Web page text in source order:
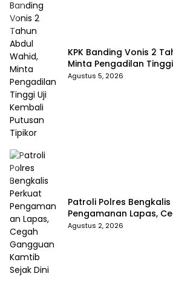
KPK Banding Vonis 2
Minta Pengadilan
Tipikor
Agustus 5, 2026
Patroli Polres
Pengamanan Lapas,
Kamtib Sejak Dini
Agustus 2, 2026